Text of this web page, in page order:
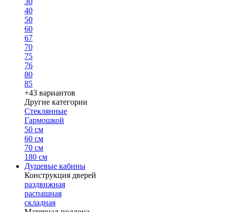
40
50
60
67
70
75
76
80
85
+43 вариантов
Другие категории
Стеклянные
Гармошкой
50 см
60 см
70 см
180 см
Душевые кабины
Конструкция дверей
раздвижная
распашная
складная